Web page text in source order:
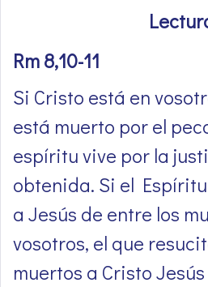
Rm 8,10-11
Si Cristo está en
está muerto por el
espíritu vive por la
obtenida. Si el
a Jesús de entre los
vosotros, el que
muertos a Cristo